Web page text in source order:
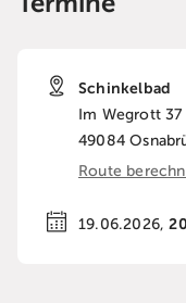
Schinkelbad
Im Wegrott 37
49084
Route
19.06.2026,